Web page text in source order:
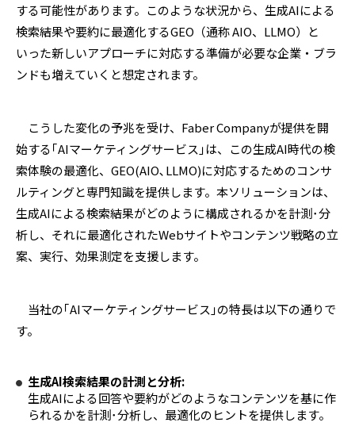
する可能性があります。このような状況から、生成AIによる
検索結果や要約に最適化するGEO （通称AIO、 LLMO）と
いった新しいアプローチに対応する準備が必要な企業・ブラ
ンドも増えていくと想定されます。
こうした変化の予兆を受け、 Faber Companyが提供を開
始する｢AIマーケティングサービス｣は、この生成AI時代の検
索体験の最適化、 GEO(AIO､LLMO)に対応するためのコンサ
ルティングと専門知識を提供します。本ソリューションは、
生成AIによる検索結果がどのように構成されるかを計測･分
析し、それに最適化されたWebサイトやコンテンツ戦略の立
案、実行、効果測定を支援します。
当社の｢AIマーケティングサービス｣の特長は以下の通りで
す。
生成AI検索結果の計測と分析:
生成AIによる回答や要約がどのようなコンテンツを基に作
られるかを計測･分析し、最適化のヒントを提供します。